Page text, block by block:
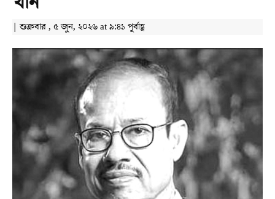
| শুক্রবার , ৫ জুন, ২০২৬ at ৯:৪১ পূর্বাহ্ণ